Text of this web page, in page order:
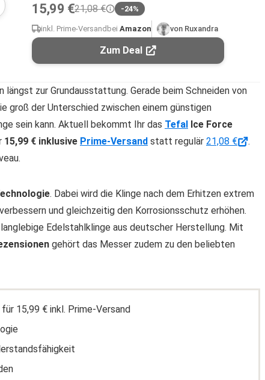
15,99 €21,08 € -24%
inkl. Prime-Versand bei Amazon von Ruxandra
Zum Deal
zur Grundausstattung. Gerade beim Schneiden von
groß der Unterschied zwischen einem günstigen
sein kann. Aktuell bekommt Ihr das Tefal Ice Force
15,99 € inklusive Prime-Versand statt regulär 21,08 €
.
. Dabei wird die Klinge nach dem Erhitzen extrem
und gleichzeitig den Korrosionsschutz erhöhen.
Edelstahlklinge aus deutscher Herstellung. Mit
gehört das Messer zudem zu den beliebten
15,99 € inkl. Prime-Versand